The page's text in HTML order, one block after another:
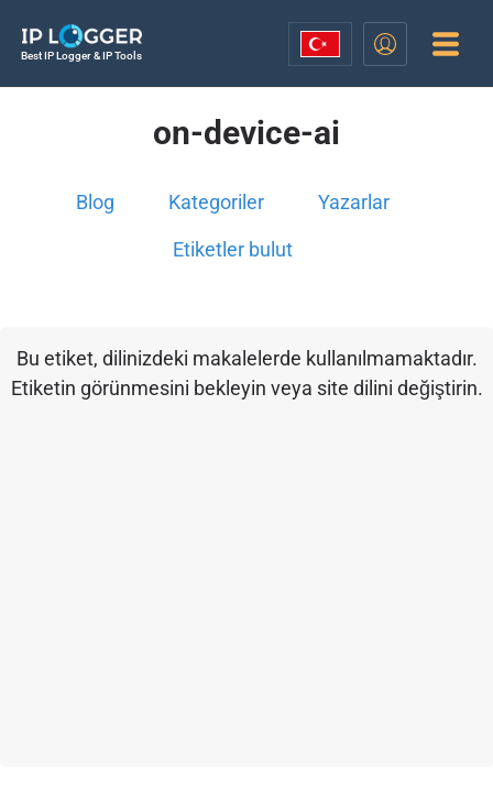
Best IP Logger & IP Tools
on-device-ai
Blog Kategoriler Yazarlar
Etiketler bulut